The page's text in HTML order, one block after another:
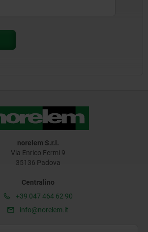
norelem S.r.l.
Via Enrico Fermi 9
35136 Padova
Centralino
+39 047 464 62 90
info@norelem.it